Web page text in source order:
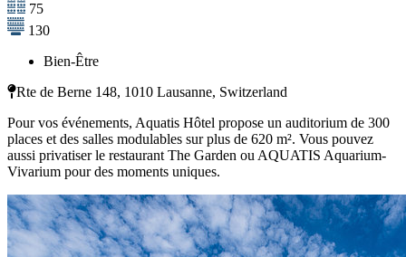
75
130
Bien-Être
Rte de Berne 148, 1010 Lausanne, Switzerland
Pour vos événements, Aquatis Hôtel propose un auditorium de 300
places et des salles modulables sur plus de 620 m². Vous pouvez
aussi privatiser le restaurant The Garden ou AQUATIS Aquarium-
Vivarium pour des moments uniques.